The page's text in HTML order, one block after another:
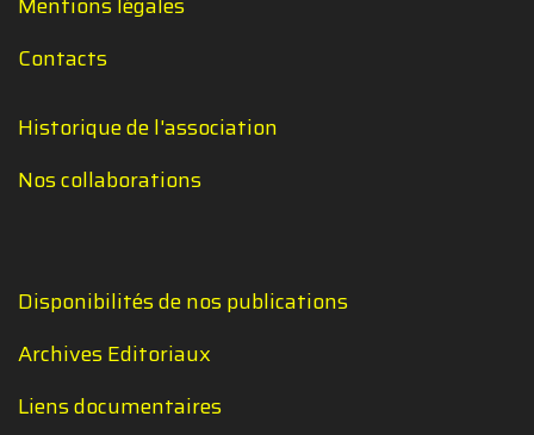
Contacts
Historique de l'association
Nos collaborations
Disponibilités de nos publications
Archives Editoriaux
Liens documentaires